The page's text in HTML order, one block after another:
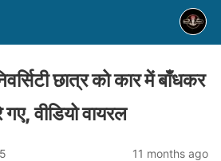
छात्र को कार में बाँधकर
वीडियो वायरल
11 months ago